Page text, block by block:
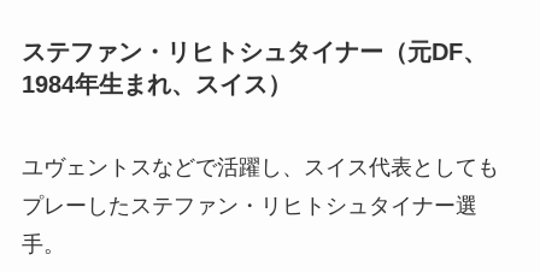
ステファン・リヒトシュタイナー（元DF、
1984年生まれ、スイス）
ユヴェントスなどで活躍し、スイス代表としても
プレーしたステファン・リヒトシュタイナー選
手。